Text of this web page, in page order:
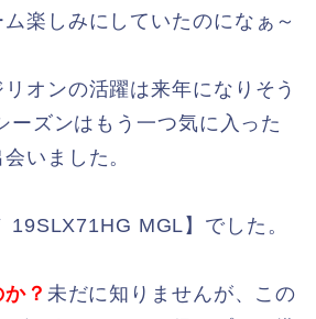
楽しみにしていたのになぁ～
オンの活躍は来年になりそう
ーズンはもう一つ気に入った
いました。
19SLX71HG MGL】でした。
？ 未だに知りませんが、この